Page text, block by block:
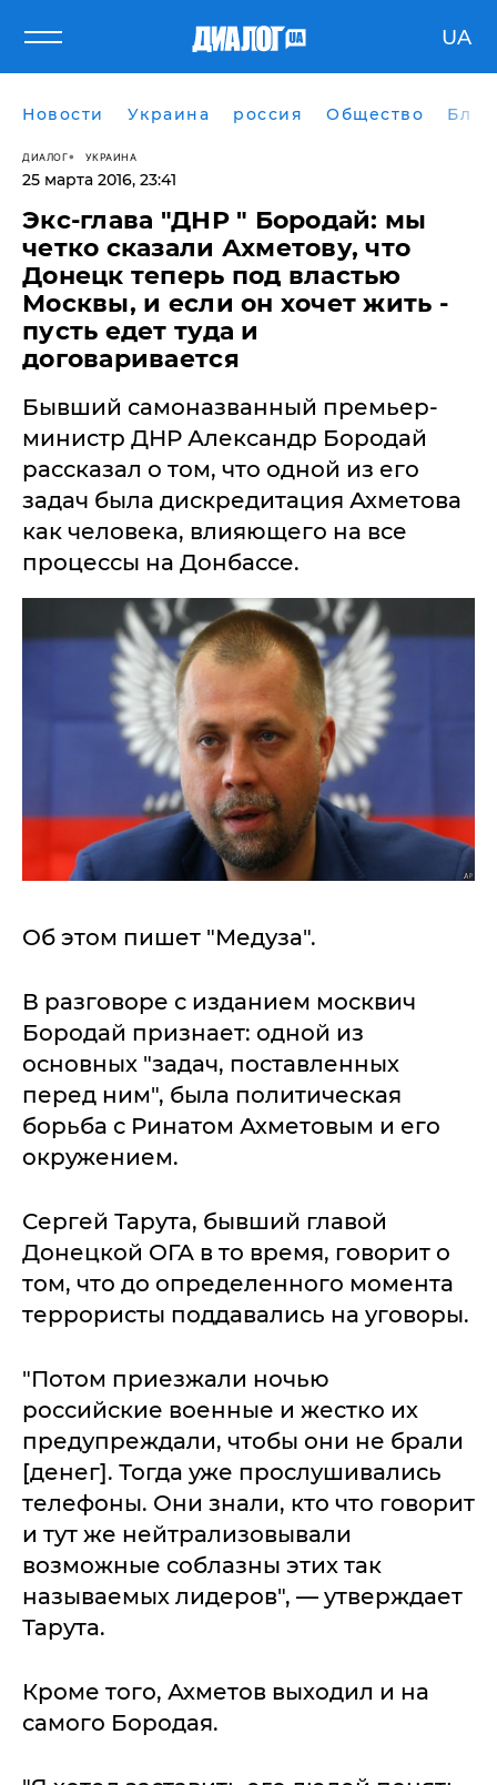
UA
Новости Украина россия Общество
ДИАЛОГ УКРАИНА
25 марта 2016, 23:41
Экс-глава "ДНР " Бородай: мы
четко сказали Ахметову, что
Донецк теперь под властью
Москвы, и если он хочет жить -
пусть едет туда и
договаривается
Бывший самоназванный премьер-
министр ДНР Александр Бородай
рассказал о том, что одной из его
задач была дискредитация Ахметова
как человека, влияющего на все
процессы на Донбассе.
Об этом пишет "Медуза".
В разговоре с изданием москвич
Бородай признает: одной из
основных "задач, поставленных
перед ним", была политическая
борьба с Ринатом Ахметовым и его
окружением.
Сергей Тарута, бывший главой
Донецкой ОГА в то время, говорит о
том, что до определенного момента
террористы поддавались на уговоры.
"Потом приезжали ночью
российские военные и жестко их
предупреждали, чтобы они не брали
[денег]. Тогда уже прослушивались
телефоны. Они знали, кто что говорит
и тут же нейтрализовывали
возможные соблазны этих так
называемых лидеров", — утверждает
Тарута.
Кроме того, Ахметов выходил и на
самого Бородая.